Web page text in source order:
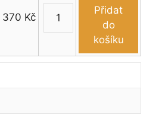
18
množství
370 Kč
Figurka
motokára
14
množství
Přidat
do
košíku